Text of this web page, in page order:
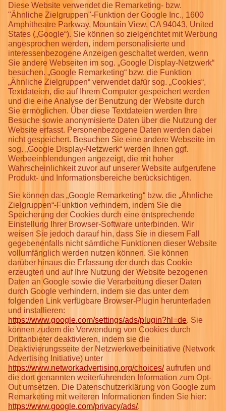
Diese Website verwendet die Remarketing- bzw.
"Ähnliche Zielgruppen"-Funktion der Google Inc., 1600
Amphitheatre Parkway, Mountain View, CA 94043, United
States („Google“). Sie können so zielgerichtet mit Werbung
angesprochen werden, indem personalisierte und
interessenbezogene Anzeigen geschaltet werden, wenn
Sie andere Webseiten im sog. „Google Display-Netzwerk“
besuchen. „Google Remarketing“ bzw. die Funktion
„Ähnliche Zielgruppen“ verwendet dafür sog. „Cookies“,
Textdateien, die auf Ihrem Computer gespeichert werden
und die eine Analyse der Benutzung der Website durch
Sie ermöglichen. Über diese Textdateien werden Ihre
Besuche sowie anonymisierte Daten über die Nutzung der
Website erfasst. Personenbezogene Daten werden dabei
nicht gespeichert. Besuchen Sie eine andere Webseite im
sog. „Google Display-Netzwerk“ werden Ihnen ggf.
Werbeeinblendungen angezeigt, die mit hoher
Wahrscheinlichkeit zuvor auf unserer Website aufgerufene
Produkt- und Informationsbereiche berücksichtigen.
Sie können das „Google Remarketing“ bzw. die „Ähnliche
Zielgruppen“-Funktion verhindern, indem Sie die
Speicherung der Cookies durch eine entsprechende
Einstellung Ihrer Browser-Software unterbinden. Wir
weisen Sie jedoch darauf hin, dass Sie in diesem Fall
gegebenenfalls nicht sämtliche Funktionen dieser Website
vollumfänglich werden nutzen können. Sie können
darüber hinaus die Erfassung der durch das Cookie
erzeugten und auf Ihre Nutzung der Website bezogenen
Daten an Google sowie die Verarbeitung dieser Daten
durch Google verhindern, indem sie das unter dem
folgenden Link verfügbare Browser-Plugin herunterladen
und installieren:
https://www.google.com/settings/ads/plugin?hl=de. Sie
können zudem die Verwendung von Cookies durch
Drittanbieter deaktivieren, indem sie die
Deaktivierungsseite der Netzwerkwerbeinitiative (Network
Advertising Initiative) unter
https://www.networkadvertising.org/choices/aufrufen und
die dort genannten weiterführenden Information zum Opt-
Out umsetzen. Die Datenschutzerklärung von Google zum
Remarketing mit weiteren Informationen finden Sie hier:
https://www.google.com/privacy/ads/.